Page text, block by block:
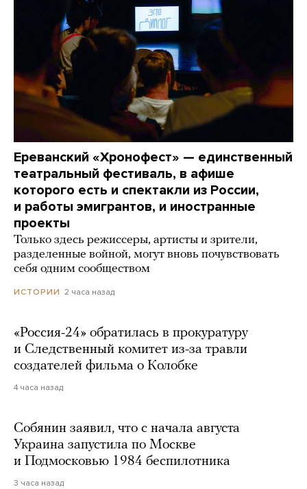
Ереванский «Хронофест» — единственный
театральный фестиваль, в афише
которого есть и спектакли из России,
и работы эмигрантов, и иностранные
проекты
Только здесь режиссеры, артисты и зрители,
разделенные войной, могут вновь почувствовать
себя одним сообществом
ИСТОРИИ 2 часа назад
«Россия-24» обратилась в прокуратуру
и Следственный комитет из-за травли
создателей фильма о Колобке
4 часа назад
Собянин заявил, что с начала августа
Украина запустила по Москве
и Подмосковью 1984 беспилотника
3 часа назад